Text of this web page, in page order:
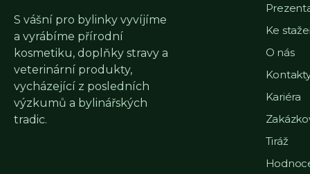
S vášní pro bylinky vyvíjíme
a vyrábíme přírodní
kosmetiku, doplňky stravy a
veterinární produkty,
vycházející z posledních
výzkumů a bylinářských
tradic.
Ke
O nás
Kariéra
Tiráž